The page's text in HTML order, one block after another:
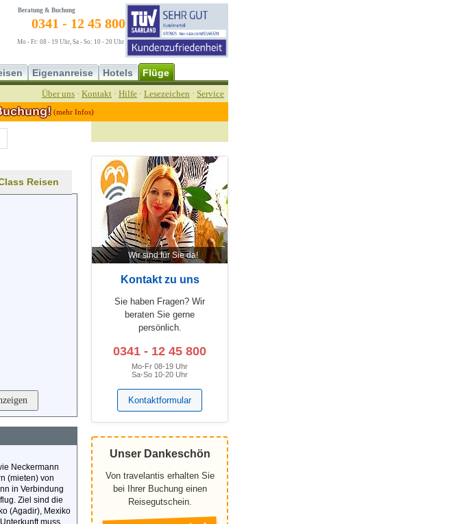
Beratung & Buchung
0341 - 12 45 800
Mo - Fr: 08 - 19 Uhr, Sa - So: 10 - 20 Uhr
Eigenanreise Hotels Flüge
Über uns · Kontakt · Hilfe · Lesezeichen · Service
(mehr Infos)
Reisen
Neckermann
(mieten) von
in Verbindung
Ziel sind die
(Agadir), Mexiko
muss
Wir sind für Sie da!
Kontakt zu uns
Sie haben Fragen? Wir
beraten Sie gerne
persönlich.
0341 - 12 45 800
Mo-Fr 08-19 Uhr
Sa-So 10-20 Uhr
Kontaktformular
Unser Dankeschön
Von travelantis erhalten Sie
bei Ihrer Buchung einen
Reisegutschein.